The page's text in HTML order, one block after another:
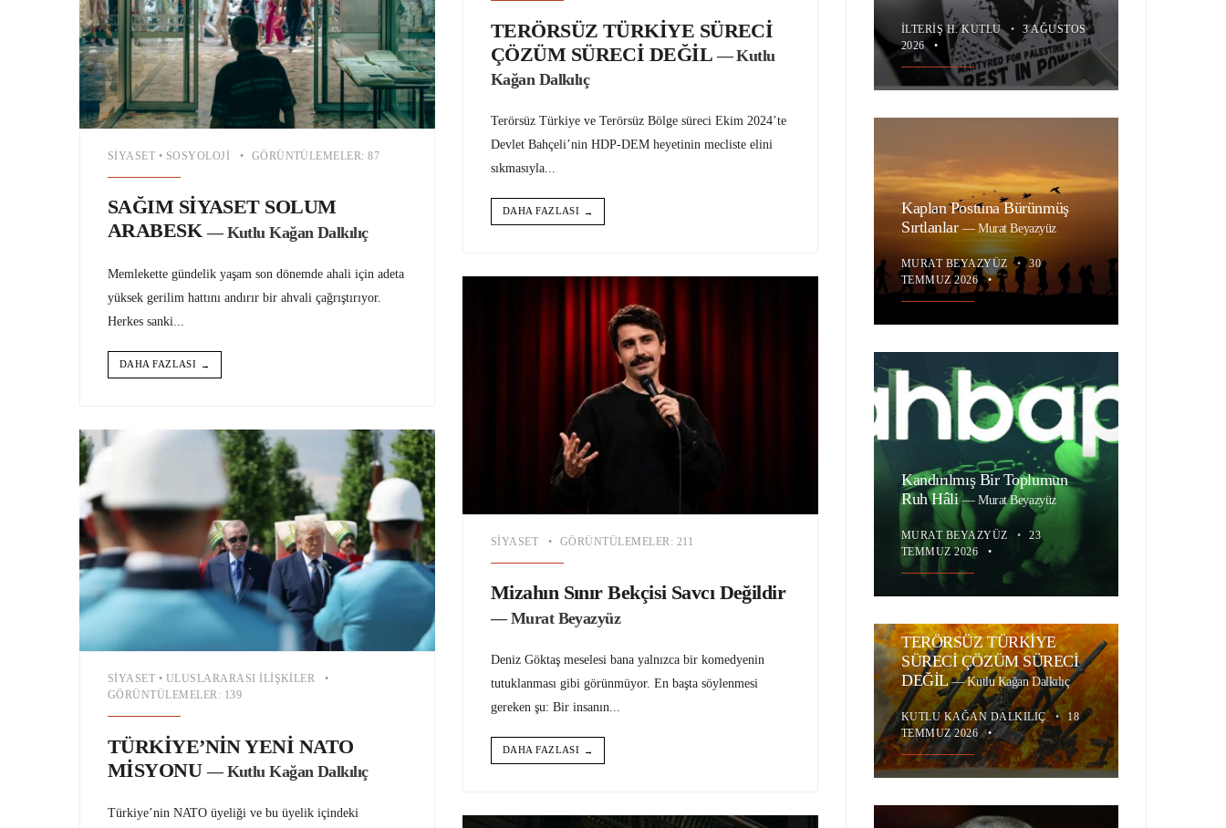
TERÖRSÜZ TÜRKİYE SÜRECİ
ÇÖZÜM SÜRECİ DEĞİL — Kutlu
Kağan Dalkılıç
Terörsüz Türkiye ve Terörsüz Bölge süreci Ekim 2024’te
Devlet Bahçeli’nin HDP-DEM heyetinin mecliste elini
sıkmasıyla...
DAHA FAZLASI →
SIYASET • SOSYOLOJI • GÖRÜNTÜLEMELER: 87
SAĞIM SİYASET SOLUM
ARABESK — Kutlu Kağan Dalkılıç
Memlekette gündelik yaşam son dönemde ahali için adeta
yüksek gerilim hattını andırır bir ahvali çağrıştırıyor.
Herkes sanki
DAHA FAZLASI →
SIYASET • GÖRÜNTÜLEMELER: 211
Mizahın Sınır Bekçisi Savcı Değildir
— Murat Beyazyüz
Deniz Göktaş meselesi bana yalnızca bir komedyenin
tutuklanması gibi görünmüyor. En başta söylenmesi
gereken şu: Bir insanın
DAHA FAZLASI →
SIYASET • ULUSLARARASI İLIŞKILER
•
GÖRÜNTÜLEMELER: 139
TÜRKİYE’NİN YENİ NATO
MİSYONU — Kutlu Kağan Dalkılıç
Türkiye’nin NATO üyeliği ve bu üyelik içindeki
İLTERIŞ H. KUTLU •
3 AĞUSTOS
2026
•
Kaplan Postuna Bürünmüş
Sırtlanlar—Murat Beyazyüz
MURAT BEYAZYÜZ •
30
TEMMUZ 2026 •
Kandırılmış Bir Toplumun
Ruh Hâli—Murat Beyazyüz
MURAT BEYAZYÜZ •
23
TEMMUZ 2026
•
TERÖRSÜZ TÜRKİYE
SÜRECİ ÇÖZÜM SÜRECİ
DEĞİL—Kutlu Kağan Dalkılıç
KUTLU KAĞAN DALKILIÇ • 18
TEMMUZ 2026 •